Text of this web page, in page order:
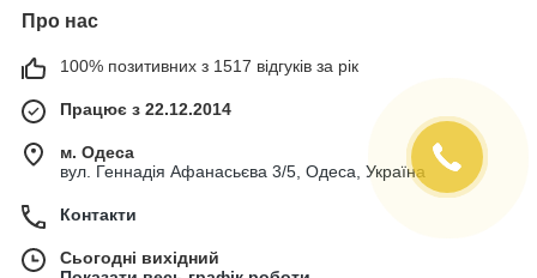
Про нас
100% позитивних з 1517 відгуків за рік
Працює з 22.12.2014
м. Одеса
вул. Геннадія Афанасьєва 3/5, Одеса, Україна
Контакти
Сьогодні вихідний